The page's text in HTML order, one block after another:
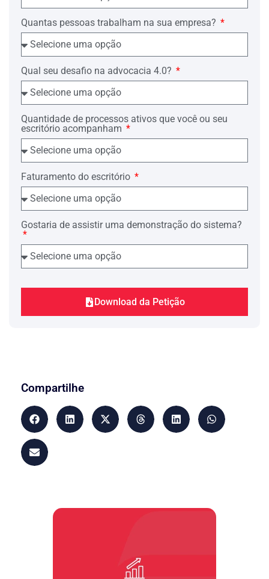
(Assinatura do advogado)
OAB n. . . . . . . . . . . .
Quantas pessoas trabalham na sua empresa?
Qual seu desafio na advocacia 4.0?
Quantidade de processos ativos que você ou seu
escritório acompanham
Faturamento do escritório
Gostaria de assistir uma demonstração do sistema?
Download da Petição
Compartilhe